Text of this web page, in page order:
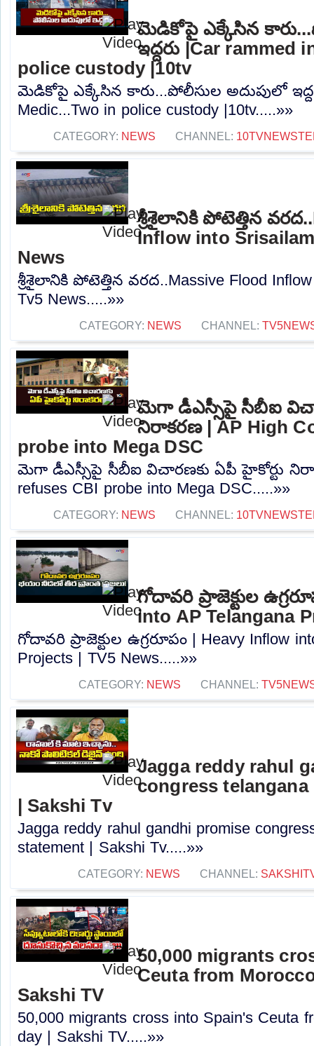
మెడికోపై ఎక్కేసిన
ఇద్దరు |Car rammed
police custody |10tv
మెడికోపై ఎక్కేసిన కారు...పోలీసుల అదుపులో
Medic...Two in police custody |10tv.....»»
CATEGORY: NEWS CHANNEL:
శ్రీశైలానికి పోటెత్తిన
Inflow into
News
శ్రీశైలానికి పోటెత్తిన వరద..Massive Flood
Tv5 News.....»»
CATEGORY: NEWS CHANNEL:
మెగా డీఎస్సీపై సీబీఐ
నిరాకరణ | AP High
probe into Mega DSC
మెగా డీఎస్సీపై సీబీఐ విచారణకు ఏపీ హైకోర్టు
refuses CBI probe into Mega DSC.....»»
CATEGORY: NEWS CHANNEL:
గోదావరి ప్రాజెక్టుల
into AP Telangana
గోదావరి ప్రాజెక్టుల ఉగ్రరూపం | Heavy Inflow
Projects | TV5 News.....»»
CATEGORY: NEWS CHANNEL:
Jagga reddy rahul
congress
| Sakshi Tv
Jagga reddy rahul gandhi promise
statement | Sakshi Tv.....»»
CATEGORY: NEWS CHANNEL:
50,000 migrants
Ceuta from
Sakshi TV
50,000 migrants cross into Spain's Ceuta
day | Sakshi TV.....»»